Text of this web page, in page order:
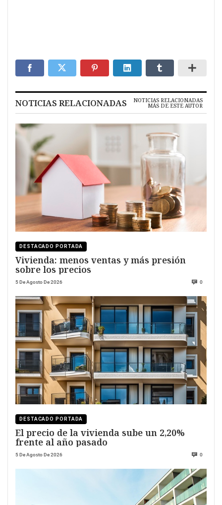
NOTICIAS RELACIONADAS NOTICIAS RELACIONADAS
MÁS DE ESTE AUTOR
DESTACADO PORTADA
Vivienda: menos ventas y más presión
sobre los precios
5 De Agosto De 2026 0
DESTACADO PORTADA
El precio de la vivienda sube un 2,20%
frente al año pasado
5 De Agosto De 2026 0